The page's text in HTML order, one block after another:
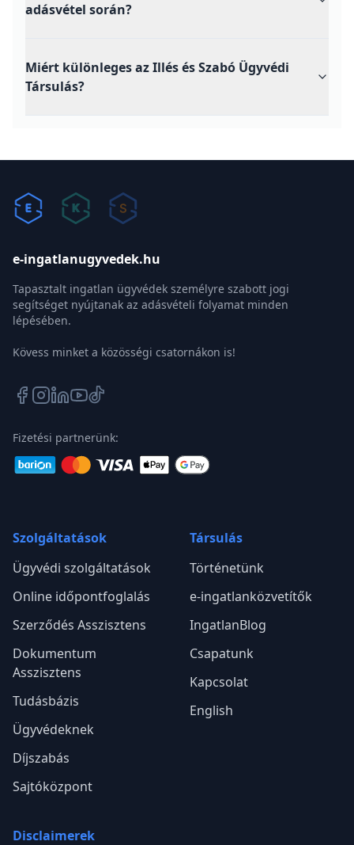
adásvétel során?
Miért különleges az Illés és Szabó Ügyvédi
Társulás?
e-ingatlanugyvedek.hu
Tapasztalt ingatlan ügyvédek személyre szabott jogi
segítséget nyújtanak az adásvételi folyamat minden
lépésében.
Kövess minket a közösségi csatornákon is!
Fizetési partnerünk:
Szolgáltatások
Ügyvédi szolgáltatások
Online időpontfoglalás
Szerződés Asszisztens
Dokumentum
Asszisztens
Tudásbázis
Ügyvédeknek
Díjszabás
Sajtóközpont
Társulás
Történetünk
e-ingatlanközvetítők
IngatlanBlog
Csapatunk
Kapcsolat
English
Disclaimerek